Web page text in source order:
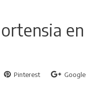
Pinterest